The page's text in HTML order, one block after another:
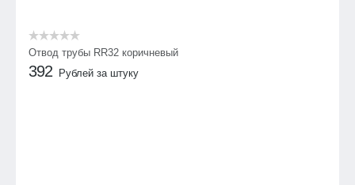
Отвод трубы RR32 коричневый
392 Рублей за штуку